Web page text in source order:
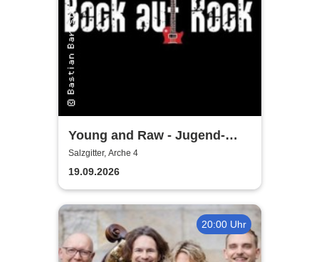
Young and Raw - Jugend-
Konzert
Salzgitter, Arche 4
19.09.2026
20:00 Uhr